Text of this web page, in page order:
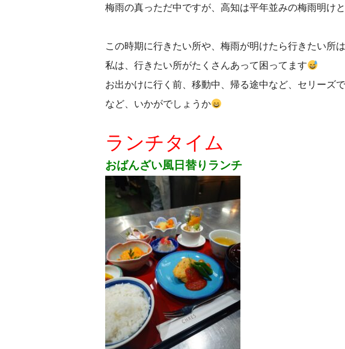
梅雨の真っただ中ですが、高知は平年並みの梅雨明け
この時期に行きたい所や、梅雨が明けたら行きたい所
私は、行きたい所がたくさんあって困ってます
お出かけに行く前、移動中、帰る途中など、セリーズ
など、いかがでしょうか
ランチタイム
おばんざい風日替りランチ